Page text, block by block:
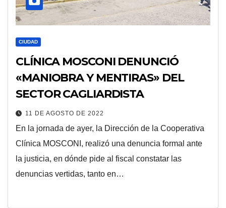
CIUDAD
CLÍNICA MOSCONI DENUNCIÓ
«MANIOBRA Y MENTIRAS» DEL
SECTOR CAGLIARDISTA
11 DE AGOSTO DE 2022
En la jornada de ayer, la Dirección de la Cooperativa
Clínica MOSCONI, realizó una denuncia formal ante
la justicia, en dónde pide al fiscal constatar las
denuncias vertidas, tanto en…